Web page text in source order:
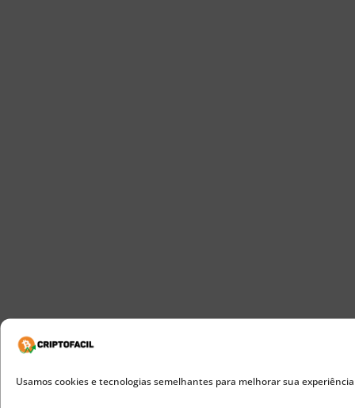
Usamos cookies e tecnologias semelhantes para melhorar sua